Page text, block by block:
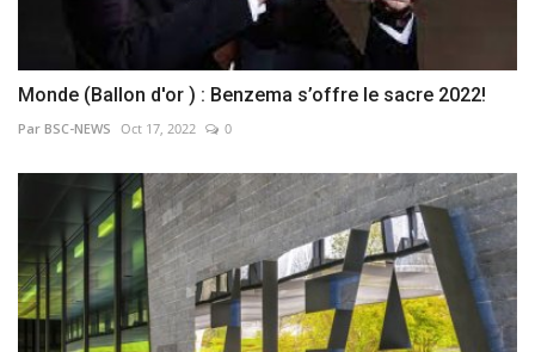
Monde (Ballon d'or ) : Benzema s’offre le sacre 2022!
Par BSC-NEWS Oct 17, 2022 0